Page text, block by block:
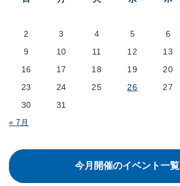
« 7月
2
3 4 5 6
9
10 11 12 13
16
17 18 19 20
23
24 25 26 27
30
31
今月開催のイベント一覧